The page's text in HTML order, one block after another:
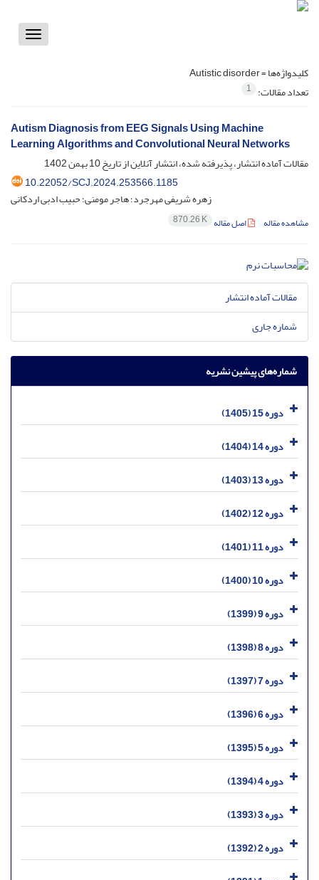
Toggle
کلیدواژه‌ها =Autistic disorder
تعداد مقالات: 1
Autism Diagnosis from EEG Signals Using Machine
Learning Algorithms and Convolutional Neural Networks
مقالات آماده انتشار، پذیرفته شده، انتشار آنلاین از تاریخ10 بهمن 1402
10.22052/SCJ.2024.253566.1185
زهره شریفی مهرجرد؛ هاجر مومنی؛ حبیب ادبی اردکانی
مشاهده مقاله اصل مقاله 870.26 K
مقالات آماده انتشار
شماره جاری
شماره‌های پیشین نشریه
دوره 15 (1405)
دوره 14 (1404)
دوره 13 (1403)
دوره 12 (1402)
دوره 11 (1401)
دوره 10 (1400)
دوره 9 (1399)
دوره 8 (1398)
دوره 7 (1397)
دوره 6 (1396)
دوره 5 (1395)
دوره 4 (1394)
دوره 3 (1393)
دوره 2 (1392)